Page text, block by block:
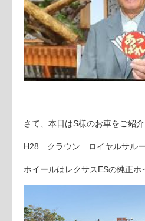
さて、本日はS様のお車をご紹介
H28 クラウン ロイヤルサル
ホイールはレクサスESの純正ホ